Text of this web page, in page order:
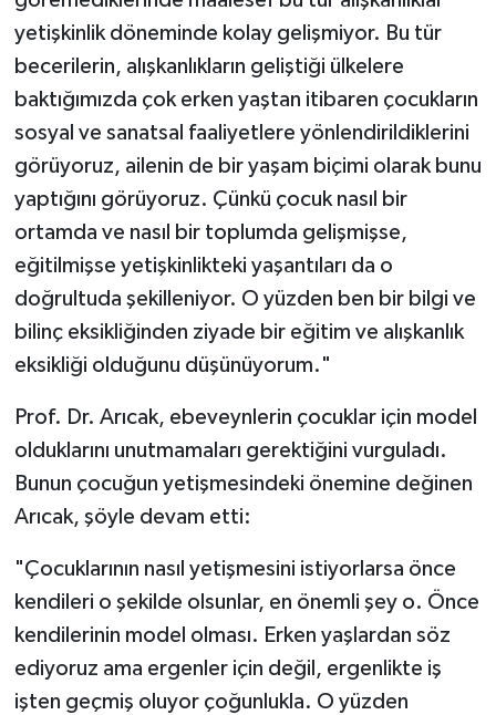
yetişkinlik döneminde kolay gelişmiyor. Bu tür
becerilerin, alışkanlıkların geliştiği ülkelere
baktığımızda çok erken yaştan itibaren çocukların
sosyal ve sanatsal faaliyetlere yönlendirildiklerini
görüyoruz, ailenin de bir yaşam biçimi olarak bunu
yaptığını görüyoruz. Çünkü çocuk nasıl bir
ortamda ve nasıl bir toplumda gelişmişse,
eğitilmişse yetişkinlikteki yaşantıları da o
doğrultuda şekilleniyor. O yüzden ben bir bilgi ve
bilinç eksikliğinden ziyade bir eğitim ve alışkanlık
eksikliği olduğunu düşünüyorum."
Prof. Dr. Arıcak, ebeveynlerin çocuklar için model
olduklarını unutmamaları gerektiğini vurguladı.
Bunun çocuğun yetişmesindeki önemine değinen
Arıcak, şöyle devam etti:
"Çocuklarının nasıl yetişmesini istiyorlarsa önce
kendileri o şekilde olsunlar, en önemli şey o. Önce
kendilerinin model olması. Erken yaşlardan söz
ediyoruz ama ergenler için değil, ergenlikte iş
işten geçmiş oluyor çoğunlukla. O yüzden
Konya Müftülüğü
Kütahya Müftülüğü
Malatya Müftülüğü
Manisa Müftülüğü
Mardin Müftülüğü
Mersin Müftülüğü
Muğla Müftülüğü
Muş Müftülüğü
Nevşehir Müftülüğü
Ordu Müftülüğü
Osmaniye Müftülüğü